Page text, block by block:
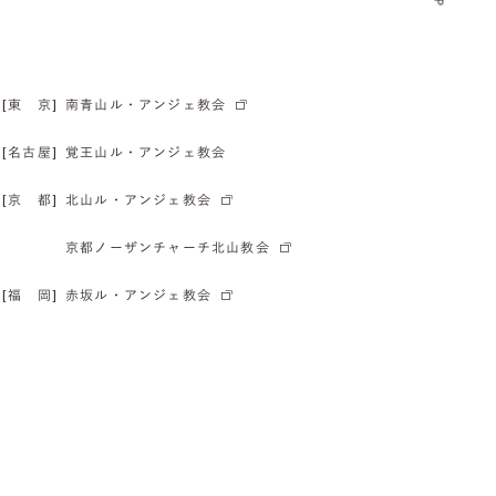
[東 京] 南青山ル・アンジェ教会
[名古屋] 覚王山ル・アンジェ教会
[京 都] 北山ル・アンジェ教会
京都ノーザンチャーチ北山教会
[福 岡] 赤坂ル・アンジェ教会